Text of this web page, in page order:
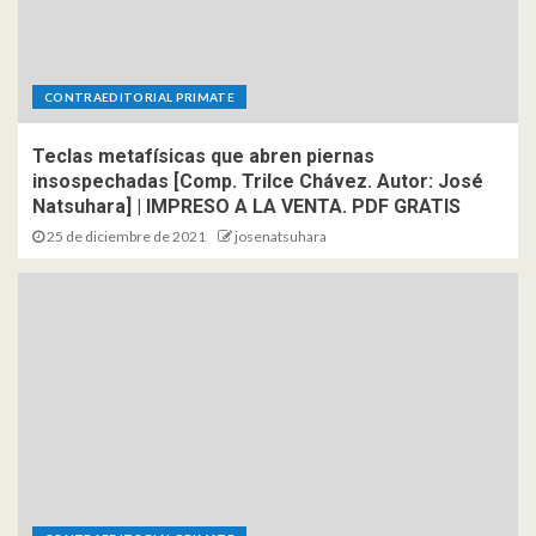
CONTRAEDITORIAL PRIMATE
Teclas metafísicas que abren piernas
insospechadas [Comp. Trilce Chávez. Autor: José
Natsuhara] | IMPRESO A LA VENTA. PDF GRATIS
25 de diciembre de 2021 josenatsuhara